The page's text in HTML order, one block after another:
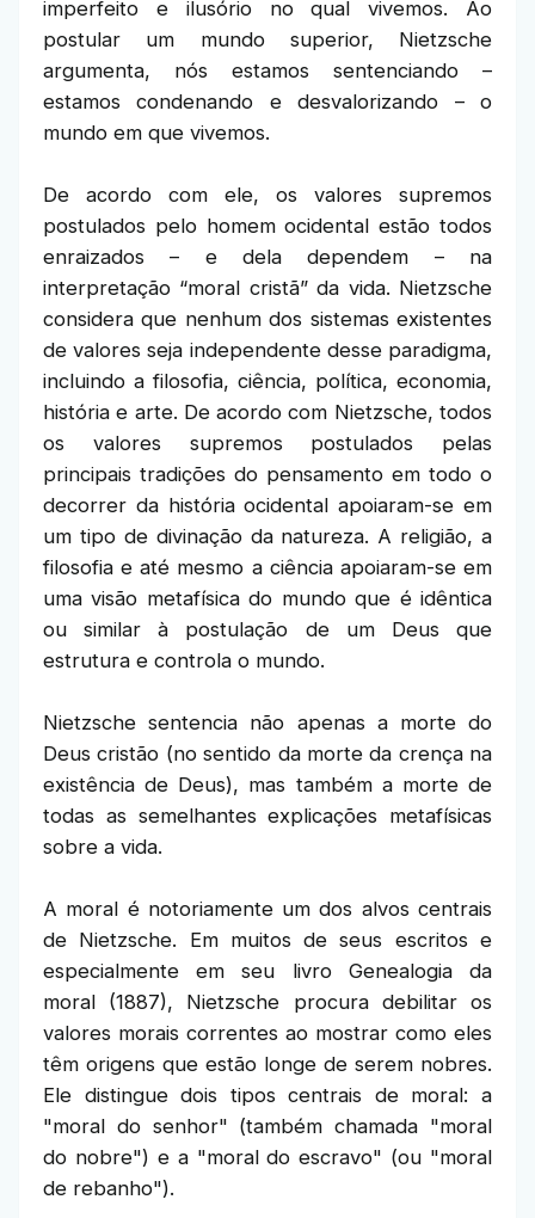
imperfeito e ilusório no qual vivemos. Ao
postular um mundo superior, Nietzsche
argumenta, nós estamos sentenciando –
estamos condenando e desvalorizando – o
mundo em que vivemos.
De acordo com ele, os valores supremos
postulados pelo homem ocidental estão todos
enraizados – e dela dependem – na
interpretação “moral cristã” da vida. Nietzsche
considera que nenhum dos sistemas existentes
de valores seja independente desse paradigma,
incluindo a filosofia, ciência, política, economia,
história e arte. De acordo com Nietzsche, todos
os valores supremos postulados pelas
principais tradições do pensamento em todo o
decorrer da história ocidental apoiaram-se em
um tipo de divinação da natureza. A religião, a
filosofia e até mesmo a ciência apoiaram-se em
uma visão metafísica do mundo que é idêntica
ou similar à postulação de um Deus que
estrutura e controla o mundo.
Nietzsche sentencia não apenas a morte do
Deus cristão (no sentido da morte da crença na
existência de Deus), mas também a morte de
todas as semelhantes explicações metafísicas
sobre a vida.
A moral é notoriamente um dos alvos centrais
de Nietzsche. Em muitos de seus escritos e
especialmente em seu livro Genealogia da
moral (1887), Nietzsche procura debilitar os
valores morais correntes ao mostrar como eles
têm origens que estão longe de serem nobres.
Ele distingue dois tipos centrais de moral: a
"moral do senhor" (também chamada "moral
do nobre") e a "moral do escravo" (ou "moral
de rebanho").